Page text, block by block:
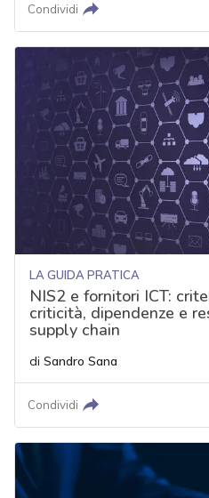
Condividi
LA GUIDA PRATICA
NIS2 e fornitori ICT:
criticità, dipendenze e
supply chain
di Sandro Sana
Condividi